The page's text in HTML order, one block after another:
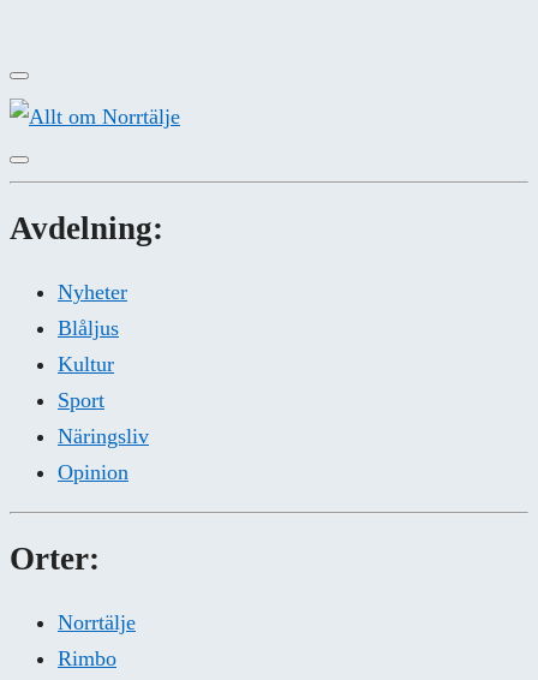
Avdelning:
Nyheter
Blåljus
Kultur
Sport
Näringsliv
Opinion
Orter:
Norrtälje
Rimbo